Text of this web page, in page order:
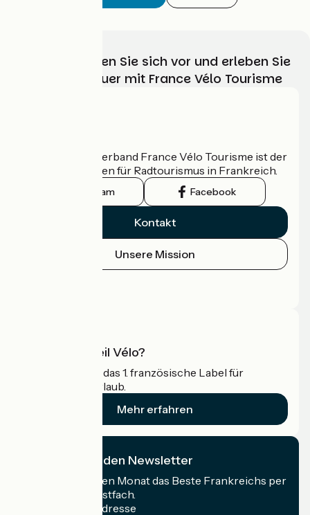
Wählen, bereiten Sie sich vor und erleben Sie
Ihr Radabenteuer mit France Vélo Tourisme
Der nationale Verband France Vélo Tourisme ist der
offizielle Leitfaden für Radtourismus in Frankreich.
Instagram Facebook
Kontakt
Unsere Mission
Was ist Accueil Vélo?
Accueil Vélo ist das 1. französische Label für
Radfahrer im Urlaub.
Mehr erfahren
Ich abonniere den Newsletter
Erhalten Sie jeden Monat das Beste Frankreichs per
Rad in Ihrem Postfach.
Meine E-Mail-Adresse